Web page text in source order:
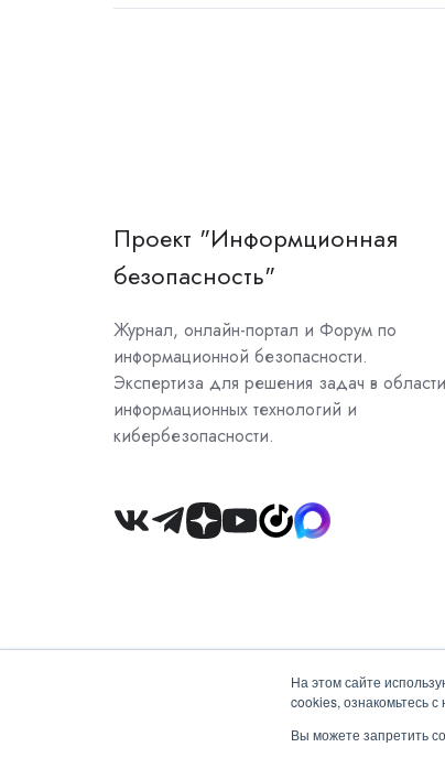
На этом сайте
cookies, ознакомьтесь
Вы можете запретить
Проект "Информционная
безопасность"
Журнал, онлайн-портал и Форум по
информационной безопасности.
Экспертиза для решения задач в области
информационных технологий и
кибербезопасности.
Join
Copyright © 2026 ООО "Гротек"